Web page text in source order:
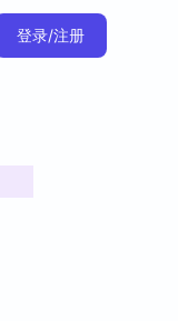
登录/注册